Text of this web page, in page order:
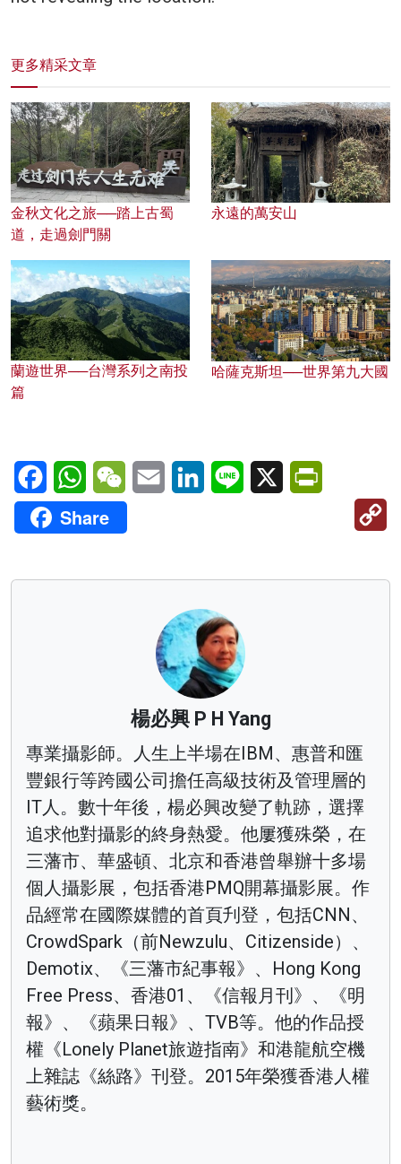
更多精采文章
金秋文化之旅──踏上古蜀
道，走過劍門關
永遠的萬安山
蘭遊世界──台灣系列之南投
篇
哈薩克斯坦──世界第九大國
FacebookWhatsAppWeChatEmail LinkedInLine X
Share
楊必興 P H Yang
專業攝影師。人生上半場在IBM、惠普和匯
豐銀行等跨國公司擔任高級技術及管理層的
IT人。數十年後，楊必興改變了軌跡，選擇
追求他對攝影的終身熱愛。他屢獲殊榮，在
三藩市、華盛頓、北京和香港曾舉辦十多場
個人攝影展，包括香港PMQ開幕攝影展。作
品經常在國際媒體的首頁刋登，包括CNN、
CrowdSpark（前Newzulu、Citizenside）、
Demotix、《三藩市紀事報》、Hong Kong
Free Press、香港01、《信報月刊》、《明
報》、《蘋果日報》、TVB等。他的作品授
權《Lonely Planet旅遊指南》和港龍航空機
上雜誌《絲路》刊登。2015年榮獲香港人權
藝術獎。